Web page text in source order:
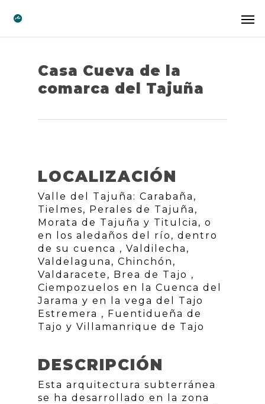
Casa Cueva de la
comarca del Tajuña
LOCALIZACIÓN
Valle del Tajuña: Carabaña,
Tielmes, Perales de Tajuña,
Morata de Tajuña y Titulcia, o
en los aledaños del río, dentro
de su cuenca , Valdilecha,
Valdelaguna, Chinchón,
Valdaracete, Brea de Tajo ,
Ciempozuelos en la Cuenca del
Jarama y en la vega del Tajo
Estremera , Fuentidueña de
Tajo y Villamanrique de Tajo
DESCRIPCIÓN
Esta arquitectura subterránea
se ha desarrollado en la zona